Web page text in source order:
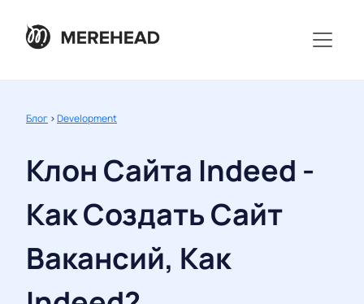
Блог >Development
Клон Сайта Indeed -
Как Создать Сайт
Вакансий, Как